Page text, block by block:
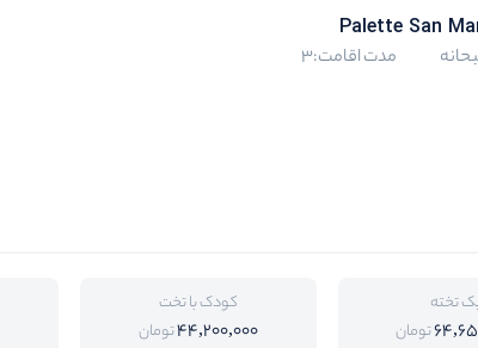
Palette San
مدت اقامت:3
تخته
تومان
کودک با تخت
44,200,000تومان